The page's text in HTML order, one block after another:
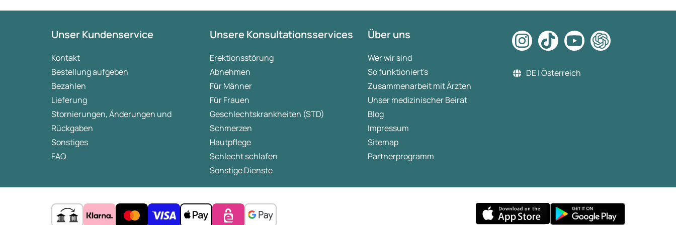
Unser Kundenservice
Kontakt
Bestellung aufgeben
Bezahlen
Lieferung
Stornierungen, Änderungen und
Rückgaben
Sonstiges
FAQ
Unsere Konsultationsservices
Erektionsstörung
Abnehmen
Für Männer
Für Frauen
Geschlechtskrankheiten (STD)
Schmerzen
Hautpflege
Schlecht schlafen
Sonstige Dienste
Über uns
Wer wir sind
So funktioniert's
Zusammenarbeit mit Ärzten
Unser medizinischer Beirat
Blog
Impressum
Sitemap
Partnerprogramm
DE | Österreich